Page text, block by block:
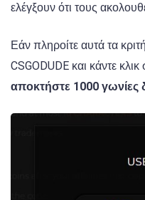
ελέγξουν ότι τους
Εάν πληροίτε αυτά τα
CSGODUDE και κάντε
αποκτήστε 1000 γωνίες